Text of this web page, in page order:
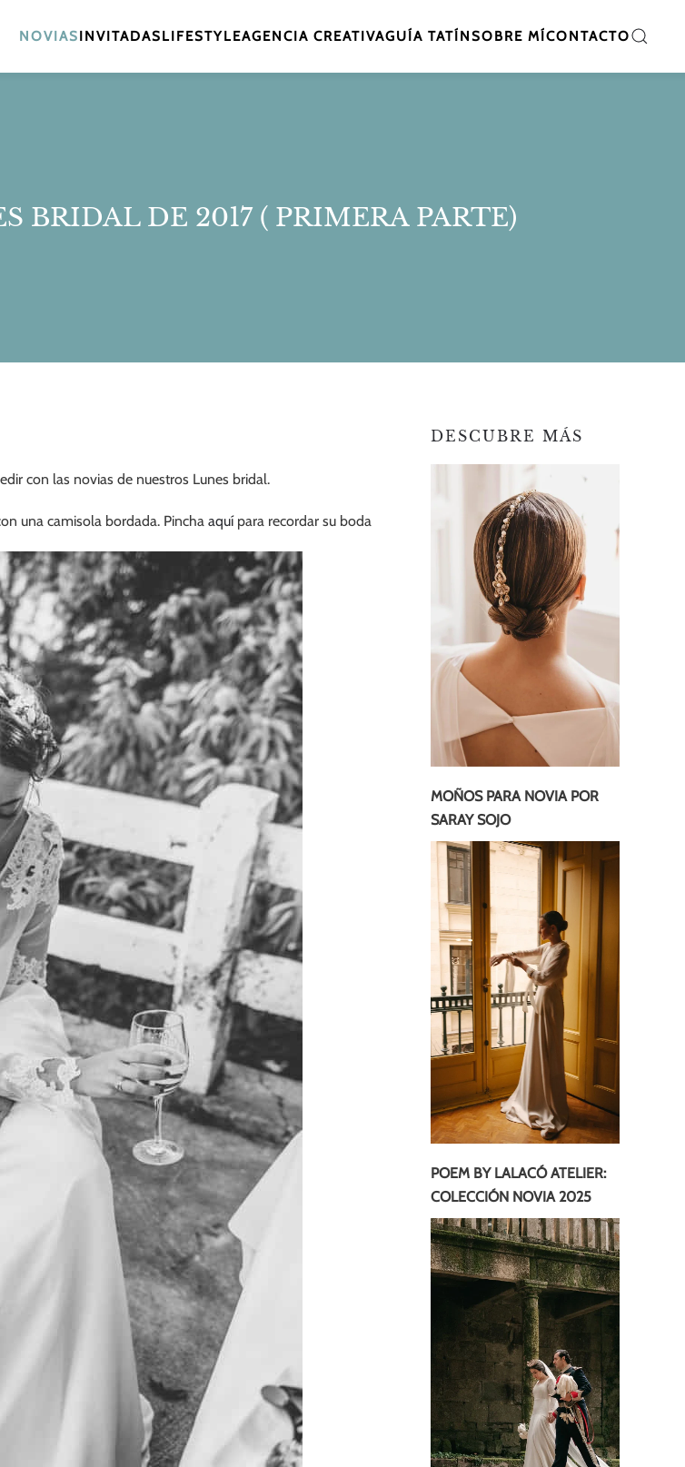
NOVIASINVITADASLIFESTYLEAGENCIA CREATIVAGUÍA TATÍNSOBRE MÍCONTACTO
BRIDAL DE 2017 ( PRIMERA PARTE)
con las novias de nuestros Lunes bridal.
una camisola bordada. Pincha aquí para recordar su boda
DESCUBRE MÁS
MOÑOS PARA NOVIA POR
SARAY SOJO
POEM BY LALACÓ ATELIER:
COLECCIÓN NOVIA 2025